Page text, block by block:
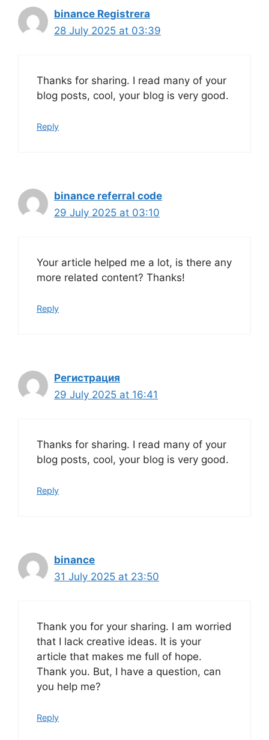
binance Registrera
28 July 2025 at 03:39
Thanks for sharing. I read many of your
blog posts, cool, your blog is very good.
Reply
binance referral code
29 July 2025 at 03:10
Your article helped me a lot, is there any
more related content? Thanks!
Reply
Регистрация
29 July 2025 at 16:41
Thanks for sharing. I read many of your
blog posts, cool, your blog is very good.
Reply
binance
31 July 2025 at 23:50
Thank you for your sharing. I am worried
that I lack creative ideas. It is your
article that makes me full of hope.
Thank you. But, I have a question, can
you help me?
Reply